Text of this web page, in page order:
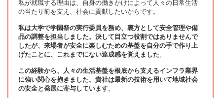
私が就職する理由は、自身の働きかけによって人々の日常生活
の当たり前を支え、社会に貢献したいからです。
私は大学で学園祭の実行委員を務め、裏方として安全管理や備
品の調整を担当しました。決して目立つ役割ではありませんで
したが、来場者が安全に楽しむための基盤を自分の手で作り上
げたことに、これまでにない達成感を覚えました。
この経験から、人々の生活基盤を根底から支えるインフラ業界
に強い関心を抱きました。貴社は最新の技術を用いて地域社会
の安全と発展に寄与しています。